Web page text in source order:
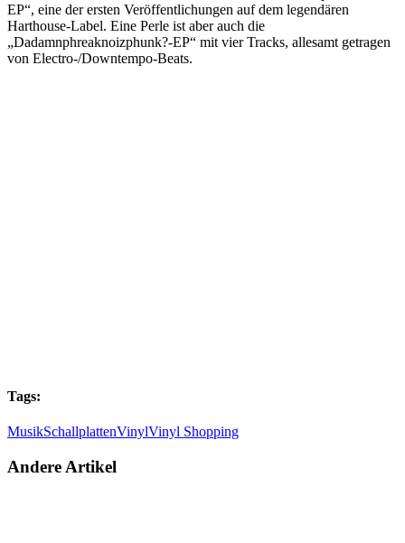
EP“, eine der ersten Veröffentlichungen auf dem legendären
Harthouse-Label. Eine Perle ist aber auch die
„Dadamnphreaknoizphunk?-EP“ mit vier Tracks, allesamt getragen
von Electro-/Downtempo-Beats.
Tags:
MusikSchallplattenVinylVinyl Shopping
Andere Artikel